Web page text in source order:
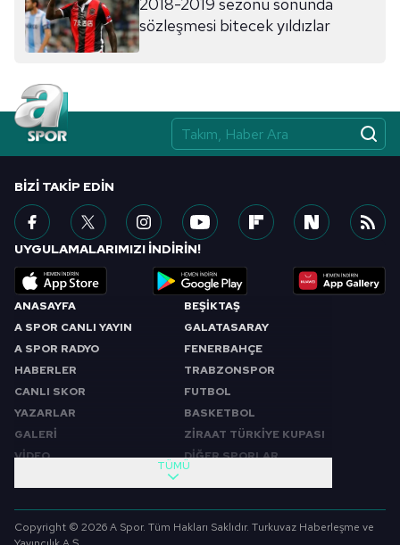
2018-2019 sezonu sonunda
sözleşmesi bitecek yıldızlar
ANASAYFA
A SPOR CANLI YAYIN
A SPOR RADYO
HABERLER
CANLI SKOR
YAZARLAR
GALERİ
VİDEO
BEŞİKTAŞ
GALATASARAY
FENERBAHÇE
TRABZONSPOR
FUTBOL
BASKETBOL
ZİRAAT TÜRKİYE KUPASI
DİĞER SPORLAR
SABAH SPORU
SPOR GÜNDEMİ
FUTBOL
TÜMÜ
BIZI TAKIP EDIN
UYGULAMALARIMIZI İNDİRİN!
Copyright © 2026 A Spor. Tüm Hakları Saklıdır. Turkuvaz Haberleşme ve